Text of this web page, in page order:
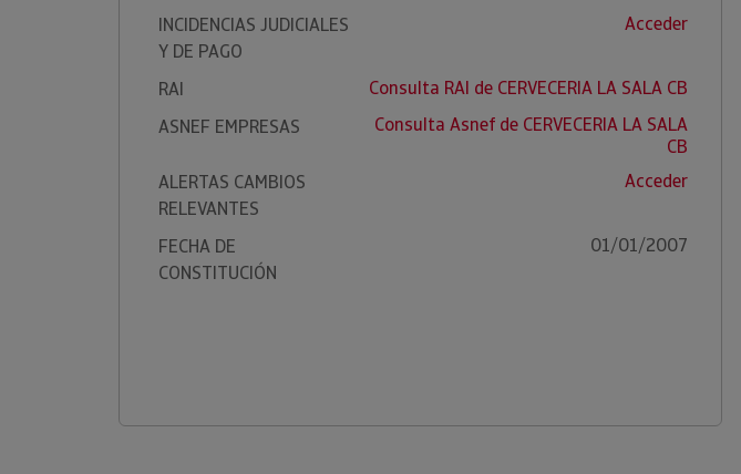
INCIDENCIAS JUDICIALES
Y DE PAGO
Acceder
RAI
Consulta RAI de CERVECERIA LA SALA CB
ASNEF EMPRESAS
Consulta Asnef de CERVECERIA LA SALA
CB
ALERTAS CAMBIOS
RELEVANTES
Acceder
FECHA DE
CONSTITUCIÓN
01/01/2007